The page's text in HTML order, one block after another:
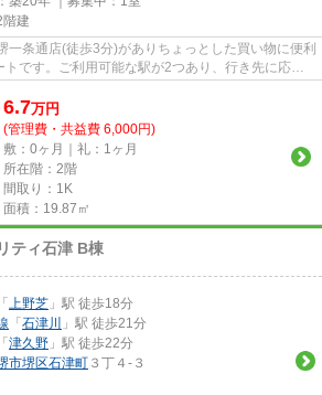
階建
一条通店(徒歩3分)がありちょっとした買い物に便利
です。ご利用可能な駅が2つあり、行き先に応じ
6.7万円
(管理費・共益費 6,000円)
敷：0ヶ月｜礼：1ヶ月
所在階：2階
間取り：1K
面積：19.87㎡
ティ石津 B棟
「 上野芝 」駅 徒歩18分
「 石津川
」駅 徒歩21分
「 津久野 」駅 徒歩22分
市堺区石津町 ３丁４-３